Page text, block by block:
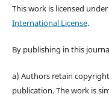
This work is licensed under
International License.
By publishing in this
a) Authors retain
publication. The work is